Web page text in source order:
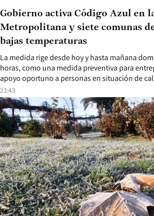
23:43
La medida rige desde hoy y hasta mañana
horas, como una medida preventiva para
apoyo oportuno a personas en situación de
Gobierno activa Código Azul en
Metropolitana y siete comunas
bajas temperaturas